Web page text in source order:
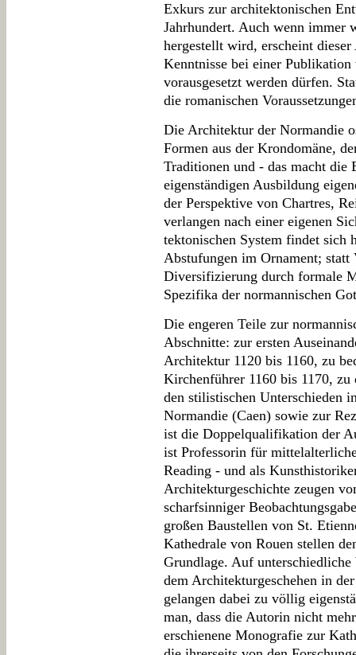
Exkurs zur architektonischen
Jahrhundert. Auch wenn immer
hergestellt wird, erscheint
Kenntnisse bei einer
vorausgesetzt werden dürfen.
die romanischen
Die Architektur der Normandie
Formen aus der Krondomäne,
Traditionen und - das macht die
eigenständigen Ausbildung
der Perspektive von Chartres,
verlangen nach einer eigenen
tektonischen System findet sich
Abstufungen im Ornament; statt
Diversifizierung durch formale
Spezifika der normannischen
Die engeren Teile zur
Abschnitte: zur ersten
Architektur 1120 bis 1160, zu
Kirchenführer 1160 bis 1170, zu
den stilistischen Unterschieden
Normandie (Caen) sowie zur
ist die Doppelqualifikation der
ist Professorin für
Reading - und als
Architekturgeschichte zeugen
scharfsinniger
großen Baustellen von St.
Kathedrale von Rouen stellen
Grundlage. Auf
dem Architekturgeschehen in
gelangen dabei zu völlig
man, dass die Autorin nicht
erschienene Monografie zur